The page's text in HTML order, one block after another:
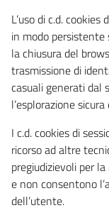
L’uso di c.d.
in modo persistente
la chiusura del
trasmissione di
casuali generati dal
l’esplorazione
I c.d. cookies di
ricorso ad altre
pregiudizievoli per
e non consentono
dell’utente.